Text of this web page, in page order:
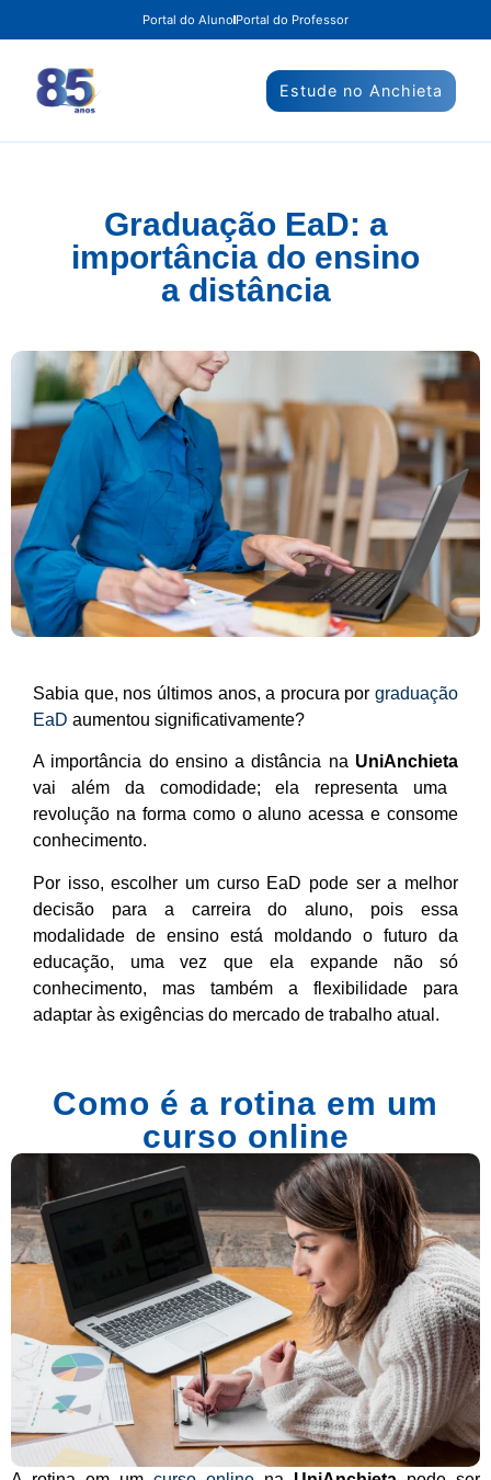
Portal do Aluno Portal do Professor
Estude no Anchieta
Graduação EaD: a
importância do ensino
a distância
Sabia que, nos últimos anos, a procura por graduação
EaD aumentou significativamente?
A importância do ensino a distância na UniAnchieta
vai além da comodidade; ela representa uma
revolução na forma como o aluno acessa e consome
conhecimento.
Por isso, escolher um curso EaD pode ser a melhor
decisão para a carreira do aluno, pois essa
modalidade de ensino está moldando o futuro da
educação, uma vez que ela expande não só
conhecimento, mas também a flexibilidade para
adaptar às exigências do mercado de trabalho atual.
Como é a rotina em um
curso online